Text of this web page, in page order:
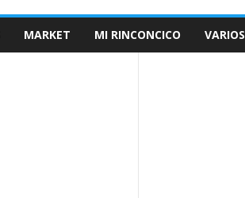
MARKET MI RINCONCICO VARIOS